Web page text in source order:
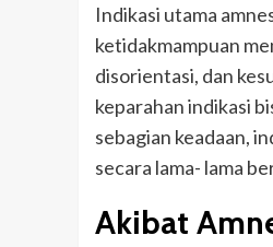
Indikasi utama
ketidakmampuan
disorientasi, dan
keparahan indikasi
sebagian keadaan,
secara lama- lama
Akibat